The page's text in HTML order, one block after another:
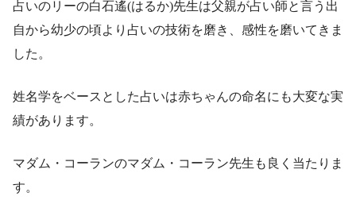
占いのリーの白石遙(はるか)先生は父親が占い師と言う出
自から幼少の頃より占いの技術を磨き、感性を磨いてきま
した。
姓名学をベースとした占いは赤ちゃんの命名にも大変な実
績があります。
マダム・コーランのマダム・コーラン先生も良く当たりま
す。